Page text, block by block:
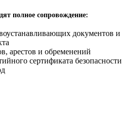
полное сопровождение:
документов и
арестов и обременений
сертификата безопасности